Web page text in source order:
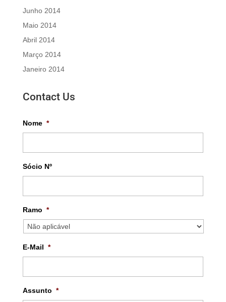
Junho 2014
Maio 2014
Abril 2014
Março 2014
Janeiro 2014
Contact Us
Nome *
Sócio Nº
Ramo *
E-Mail *
Assunto *